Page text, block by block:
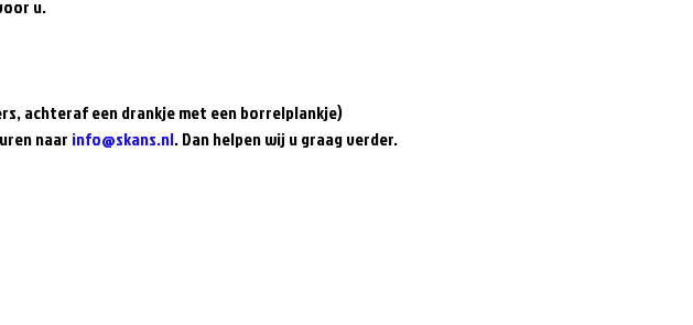
u.
achteraf een drankje met een borrelplankje)
naar info@skans.nl. Dan helpen wij u graag verder.